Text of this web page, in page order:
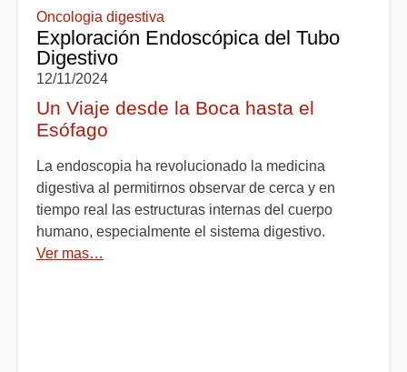
Oncologia digestiva
Exploración Endoscópica del Tubo
Digestivo
12/11/2024
Un Viaje desde la Boca hasta el
Esófago
La endoscopia ha revolucionado la medicina
digestiva al permitirnos observar de cerca y en
tiempo real las estructuras internas del cuerpo
humano, especialmente el sistema digestivo.
Ver mas…